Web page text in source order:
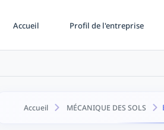
Accueil Profil de l'entreprise
Accueil MÉCANIQUE DES SOLS